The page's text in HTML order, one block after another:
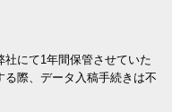
にて1年間保管させていた
際、データ入稿手続きは不